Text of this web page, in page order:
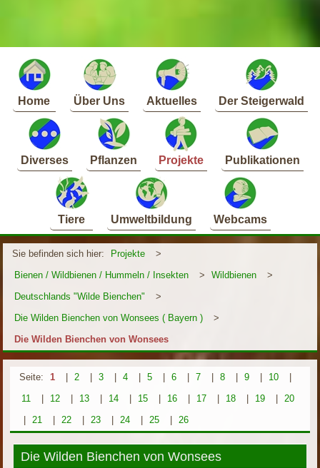
Home Über Uns Aktuelles Der Steigerwald
Diverses Pflanzen Projekte Publikationen
Tiere Umweltbildung Webcams
Sie befinden sich hier: Projekte
>
Bienen / Wildbienen / Hummeln / Insekten
> Wildbienen
>
Deutschlands "Wilde Bienchen"
>
Die Wilden Bienchen von Wonsees ( Bayern )
>
Die Wilden Bienchen von Wonsees
Seite: 1 2 3 4 5 6 7 8 9 10
11
12 13 14 15 16 17 18 19
20
21 22 23 24 25 26
Die Wilden Bienchen von Wonsees